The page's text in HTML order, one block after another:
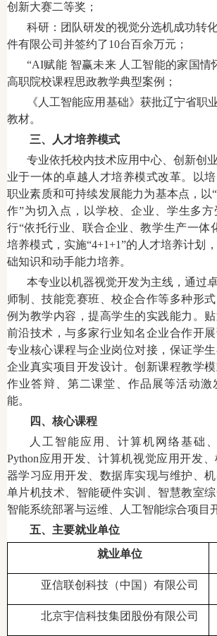
创新大赛二等奖；
科研：团队研发的视觉分选机成功转
件有限公司并签约了10台百余万元；
“AI赋能 智赢未来 人工智能的家国情
高职院校课程思政教学典型案例；
《人工智能应用基础》获批辽宁省职
教材。
三、人才培养模式
专业依托校内技术应用中心、创新创
业于一体的卓越人才培养模式改革。以培
职业素质和可持续发展能力为基本点，以
作”为切入点，以学校、企业、学生多
行“依托行业、联合企业、教学生产一体
培养模式，实施“4+1+1”的人才培养计划
础知识和动手能力培养。
本专业以机器视觉开发为主线，通过
师制、技能竞赛班、校企合作等多种形
例为教学内容，提高学生的实践能力。
前沿技术，与多家行业知名企业合作开
专业核心课程与企业岗位对接，保证学
企业真实项目开发设计。创新课程教学
作业答辩、第二课堂、作品展等活动激
能。
四、核心课程
人工智能应用、计算机网络基础
Python应用开发、计算机视觉应用开发
器学习应用开发、数据库实现与维护、机
单片机技术、智能硬件实训、智慧教室
智能系统部署与运维、人工智能综合项目
五、主要就业单位
就业单位
亚信联创科技（中国）有限公司
北京宇信科技集团股份有限公司